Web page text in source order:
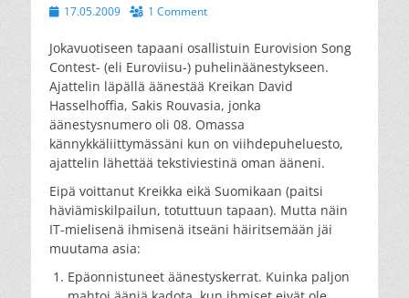
Posted17.05.2009 1 Comment
Jokavuotiseen tapaani osallistuin Eurovision Song
Contest- (eli Euroviisu-) puhelinäänestykseen.
Ajattelin läpällä äänestää Kreikan David
Hasselhoffia, Sakis Rouvasia, jonka
äänestysnumero oli 08. Omassa
kännykkäliittymässäni kun on viihdepuheluesto,
ajattelin lähettää tekstiviestinä oman ääneni.
Eipä voittanut Kreikka eikä Suomikaan (paitsi
häviämiskilpailun, totuttuun tapaan). Mutta näin
IT-mielisenä ihmisenä itseäni häiritsemään jäi
muutama asia:
Epäonnistuneet äänestyskerrat. Kuinka paljon